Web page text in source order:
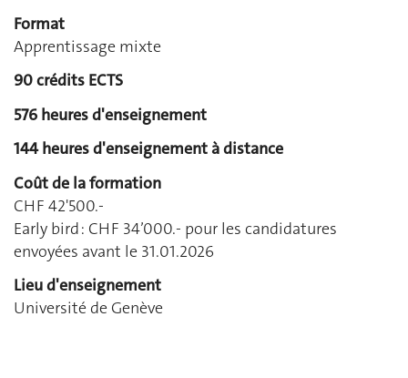
Format
Apprentissage mixte
90 crédits ECTS
576 heures d'enseignement
144 heures d'enseignement à distance
Coût de la formation
CHF 42'500.-
Early bird : CHF 34’000.- pour les candidatures
envoyées avant le 31.01.2026
Lieu d'enseignement
Université de Genève